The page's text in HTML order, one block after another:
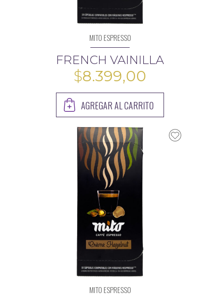
MITO ESPRESSO
FRENCH VAINILLA
$8.399,00
AGREGAR AL CARRITO
MITO ESPRESSO